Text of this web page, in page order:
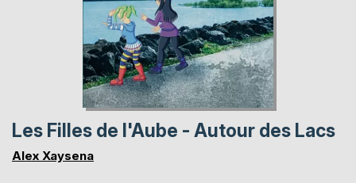
Les Filles de l'Aube - Autour des Lacs
Alex Xaysena